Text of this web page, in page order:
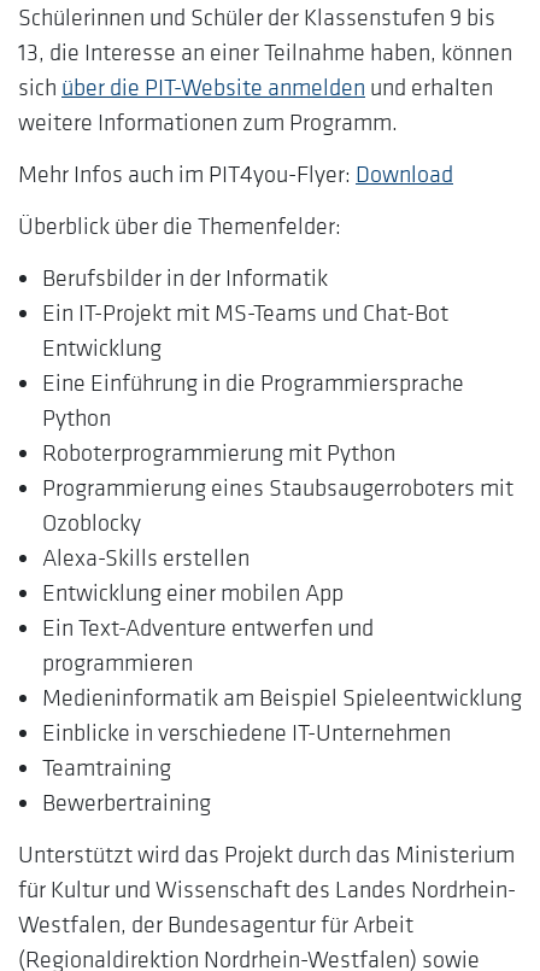
Schülerinnen und Schüler der Klassenstufen 9 bis
13, die Interesse an einer Teilnahme haben, können
sich über die PIT-Website anmelden und erhalten
weitere Informationen zum Programm.
Mehr Infos auch im PIT4you-Flyer: Download
Überblick über die Themenfelder:
Berufsbilder in der Informatik
Ein IT-Projekt mit MS-Teams und Chat-Bot
Entwicklung
Eine Einführung in die Programmiersprache
Python
Roboterprogrammierung mit Python
Programmierung eines Staubsaugerroboters mit
Ozoblocky
Alexa-Skills erstellen
Entwicklung einer mobilen App
Ein Text-Adventure entwerfen und
programmieren
Medieninformatik am Beispiel Spieleentwicklung
Einblicke in verschiedene IT-Unternehmen
Teamtraining
Bewerbertraining
Unterstützt wird das Projekt durch das Ministerium
für Kultur und Wissenschaft des Landes Nordrhein-
Westfalen, der Bundesagentur für Arbeit
(Regionaldirektion Nordrhein-Westfalen) sowie